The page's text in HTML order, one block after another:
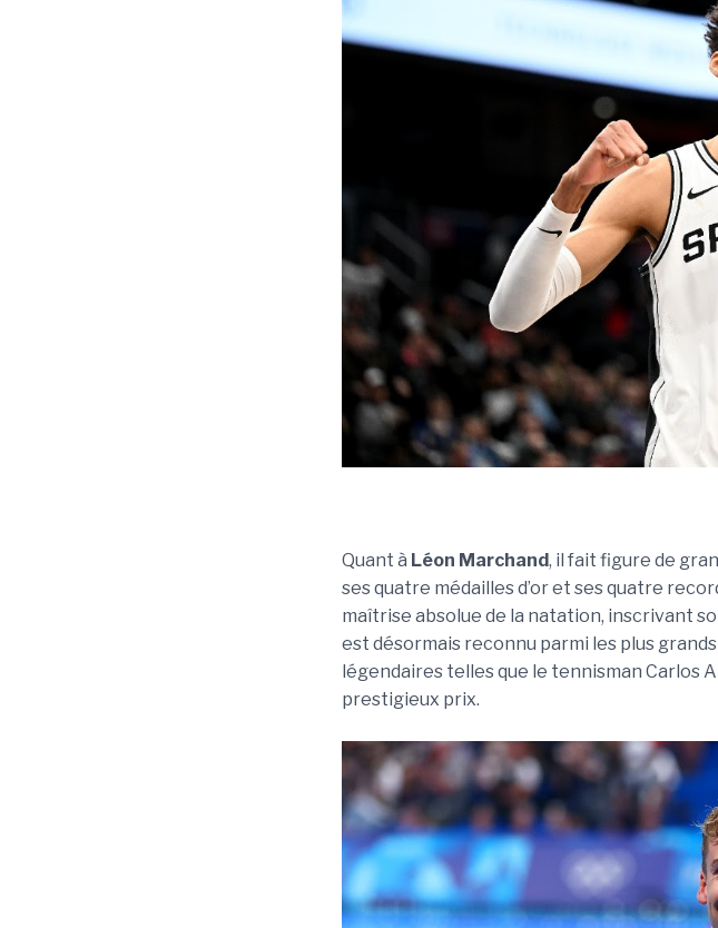
Quant à Léon Marchand, il fait figure de
ses quatre médailles d’or et ses quatre
maîtrise absolue de la natation, inscrivant
est désormais reconnu parmi les plus
légendaires telles que le tennisman Carlos
prestigieux prix.